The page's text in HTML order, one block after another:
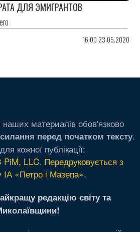
ДЛЯ ЭМИГРАНТОВ
16:00 23.05.2020
наших материалів обов'язково
перед початком тексту.
кожної публікації:
LLC. Передруковується з
ІА «Петро і Мазепа».
редакцію світу та